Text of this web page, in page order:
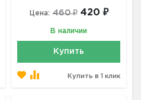
Цена: 460 ₽ 420 ₽
В наличии
Купить
Купить в 1 клик